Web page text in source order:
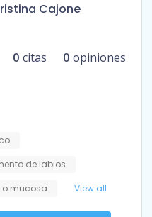
Cajone
0 citas 0 opiniones
de labios
o mucosa
View all